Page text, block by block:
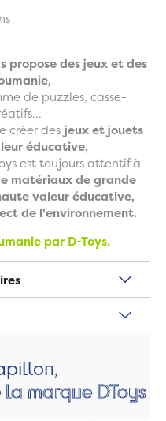
propose des jeux et des
de puzzles, casse-
créer des jeux et jouets
éducative,
est toujours attentif à
matériaux de grande
valeur éducative,
de l'environnement.
par D-Toys.
marque DToys